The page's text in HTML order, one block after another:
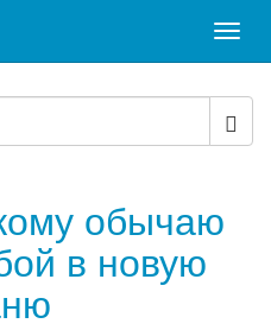
обычаю
в новую